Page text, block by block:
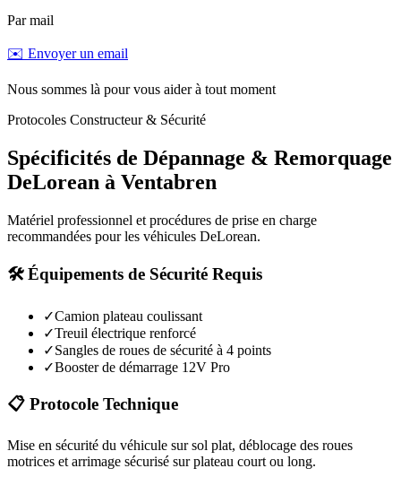
Par mail
✉️ Envoyer un email
Nous sommes là pour vous aider à tout moment
Protocoles Constructeur & Sécurité
Spécificités de Dépannage & Remorquage
DeLorean à Ventabren
Matériel professionnel et procédures de prise en charge
recommandées pour les véhicules DeLorean.
🛠️ Équipements de Sécurité Requis
✓Camion plateau coulissant
✓Treuil électrique renforcé
✓Sangles de roues de sécurité à 4 points
✓Booster de démarrage 12V Pro
📋 Protocole Technique
Mise en sécurité du véhicule sur sol plat, déblocage des roues
motrices et arrimage sécurisé sur plateau court ou long.